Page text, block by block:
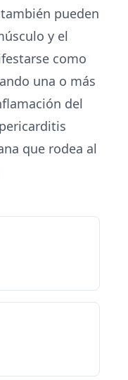
pueden
y el
como
una o más
del
que rodea al